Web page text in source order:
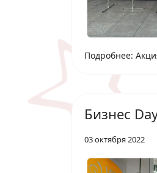
Подробнее:
Бизнес
03 октября 2022